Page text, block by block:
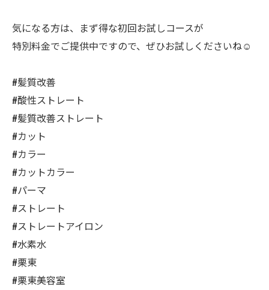
気になる方は、まず得な初回お試しコースが
特別料金でご提供中ですので、ぜひお試しくださいね☺️
#髪質改善
#酸性ストレート
#髪質改善ストレート
#カット
#カラー
#カットカラー
#パーマ
#ストレート
#ストレートアイロン
#水素水
#栗東
#栗東美容室